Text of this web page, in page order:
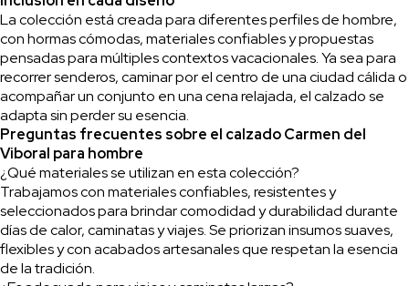
La colección está creada para diferentes perfiles de hombre,
con hormas cómodas, materiales confiables y propuestas
pensadas para múltiples contextos vacacionales. Ya sea para
recorrer senderos, caminar por el centro de una ciudad cálida o
acompañar un conjunto en una cena relajada, el calzado se
adapta sin perder su esencia.
Preguntas frecuentes sobre el calzado Carmen del
Viboral para hombre
¿Qué materiales se utilizan en esta colección?
Trabajamos con materiales confiables, resistentes y
seleccionados para brindar comodidad y durabilidad durante
días de calor, caminatas y viajes. Se priorizan insumos suaves,
flexibles y con acabados artesanales que respetan la esencia
de la tradición.